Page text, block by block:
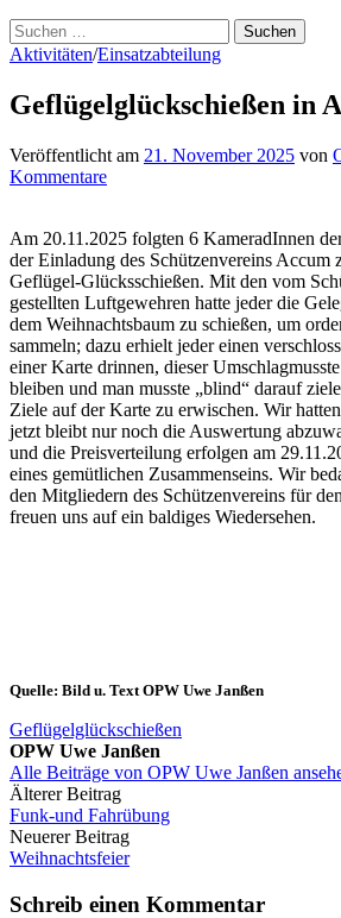
Suchen
nach:
Aktivitäten/Einsatzabteilung
Geflügelglückschießen in
Veröffentlicht am 21. November 2025 von
Kommentare
Am 20.11.2025 folgten 6 KameradInnen
der Einladung des Schützenvereins Accum
Geflügel-Glücksschießen. Mit den vom
gestellten Luftgewehren hatte jeder die
dem Weihnachtsbaum zu schießen, um
sammeln; dazu erhielt jeder einen
einer Karte drinnen, dieser
bleiben und man musste „blind“ darauf
Ziele auf der Karte zu erwischen. Wir
jetzt bleibt nur noch die Auswertung
und die Preisverteilung erfolgen am
eines gemütlichen Zusammenseins. Wir
den Mitgliedern des Schützenvereins für
freuen uns auf ein baldiges Wiedersehen.
Quelle: Bild u. Text OPW Uwe Janßen
Geflügelglückschießen
OPW Uwe Janßen
Alle Beiträge von OPW Uwe Janßen
Beitrags-
Navigation
Älterer Beitrag
Funk-und Fahrübung
Neuerer Beitrag
Weihnachtsfeier
Schreib einen Kommentar